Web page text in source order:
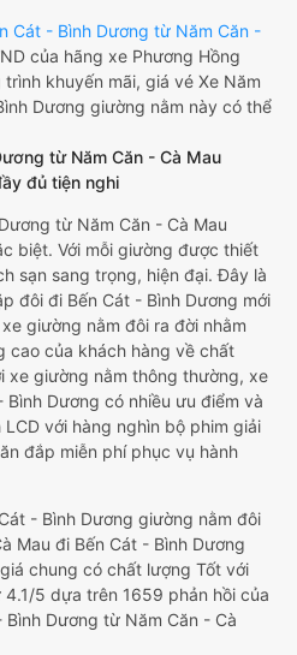
Cát - Bình Dương từ Năm Căn -
của hãng xe Phương Hồng
khuyến mãi, giá vé Xe Năm
Dương giường nằm này có thể
từ Năm Căn - Cà Mau
đủ tiện nghi
từ Năm Căn - Cà Mau
biệt. Với mỗi giường được thiết
sạn sang trọng, hiện đại. Đây là
đôi đi Bến Cát - Bình Dương mới
giường nằm đôi ra đời nhằm
cao của khách hàng về chất
xe giường nằm thông thường, xe
Dương có nhiều ưu điểm và
với hàng nghìn bộ phim giải
đắp miễn phí phục vụ hành
- Bình Dương giường nằm đôi
Mau đi Bến Cát - Bình Dương
chung có chất lượng Tốt với
5 dựa trên 1659 phản hồi của
Dương từ Năm Căn - Cà